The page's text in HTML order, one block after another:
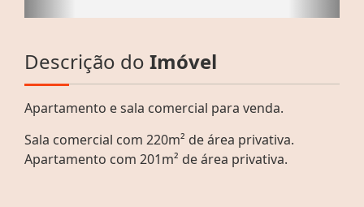
Descrição do Imóvel
Apartamento e sala comercial para venda.
Sala comercial com 220m² de área privativa.
Apartamento com 201m² de área privativa.